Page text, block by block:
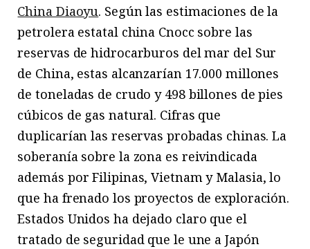
China Diaoyu. Según las estimaciones de la
petrolera estatal china Cnocc sobre las
reservas de hidrocarburos del mar del Sur
de China, estas alcanzarían 17.000 millones
de toneladas de crudo y 498 billones de pies
cúbicos de gas natural. Cifras que
duplicarían las reservas probadas chinas. La
soberanía sobre la zona es reivindicada
además por Filipinas, Vietnam y Malasia, lo
que ha frenado los proyectos de exploración.
Estados Unidos ha dejado claro que el
tratado de seguridad que le une a Japón